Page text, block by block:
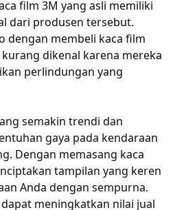
film 3M yang asli memiliki
dari produsen tersebut.
dengan membeli kaca film
dikenal karena mereka
perlindungan yang
semakin trendi dan
gaya pada kendaraan
Dengan memasang kaca
tampilan yang keren
Anda dengan sempurna.
meningkatkan nilai jual